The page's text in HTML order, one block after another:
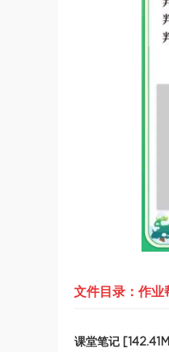
文件目录：作
课堂笔记 [142.41M]